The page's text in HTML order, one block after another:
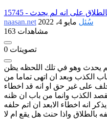
15745 - على انه لم يحدث
naasan.net
سُئل مايو 4، 2022
163 مشاهدات
0 تصويتات
يحدث وهو في تلك اللحظه يظن
الكذب وبعد ان اتهى تماما من
على غير حق او انه قد اخطاء
الكذب وانما من باب ان ظنه
انه اخطاء الابعد ان اتم حلفه
بالطلاق واذا حنث هل يقع ام لا